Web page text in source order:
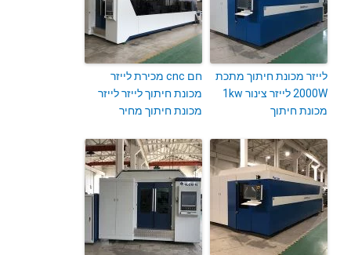
לייזר מכונת חיתוך מתכת
2000W לייזר צינור 1kw
מכונת חיתוך
חם cnc מכירת לייזר
מכונת חיתוך לייזר לייזר
מכונת חיתוך מחיר